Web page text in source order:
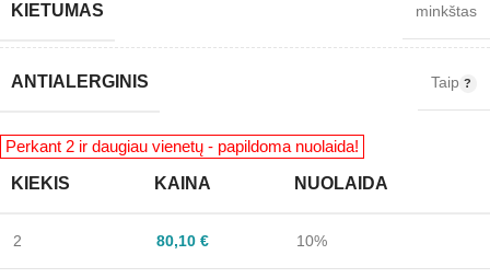
KIETUMAS minkštas
ANTIALERGINIS Taip
KIEKIS KAINA NUOLAIDA
2 80,10 € 10%